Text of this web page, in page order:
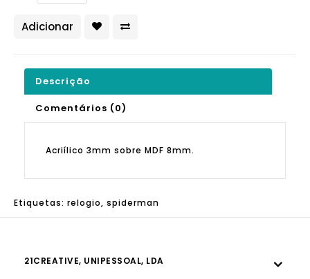
Adicionar
Descrição
Comentários (0)
Acriílico 3mm sobre MDF 8mm.
Etiquetas: relogio, spiderman
21CREATIVE, UNIPESSOAL, LDA